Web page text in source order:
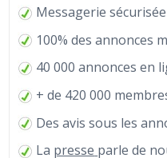
Messagerie sécurisée
100% des annonces
40 000 annonces en
+ de 420 000
Des avis sous les
La presse parle de